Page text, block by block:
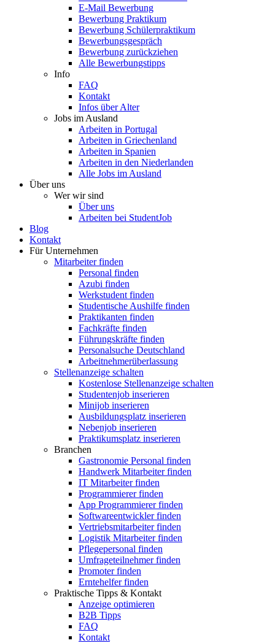
E-Mail Bewerbung
Bewerbung Praktikum
Bewerbung Schülerpraktikum
Bewerbungsgespräch
Bewerbung zurückziehen
Alle Bewerbungstipps
Info
FAQ
Kontakt
Infos über Alter
Jobs im Ausland
Arbeiten in Portugal
Arbeiten in Griechenland
Arbeiten in Spanien
Arbeiten in den Niederlanden
Alle Jobs im Ausland
Über uns
Wer wir sind
Über uns
Arbeiten bei StudentJob
Blog
Kontakt
Für Unternehmen
Mitarbeiter finden
Personal finden
Azubi finden
Werkstudent finden
Studentische Aushilfe finden
Praktikanten finden
Fachkräfte finden
Führungskräfte finden
Personalsuche Deutschland
Arbeitnehmerüberlassung
Stellenanzeige schalten
Kostenlose Stellenanzeige schalten
Studentenjob inserieren
Minijob inserieren
Ausbildungsplatz inserieren
Nebenjob inserieren
Praktikumsplatz inserieren
Branchen
Gastronomie Personal finden
Handwerk Mitarbeiter finden
IT Mitarbeiter finden
Programmierer finden
App Programmierer finden
Softwareentwickler finden
Vertriebsmitarbeiter finden
Logistik Mitarbeiter finden
Pflegepersonal finden
Umfrageteilnehmer finden
Promoter finden
Erntehelfer finden
Praktische Tipps & Kontakt
Anzeige optimieren
B2B Tipps
FAQ
Kontakt